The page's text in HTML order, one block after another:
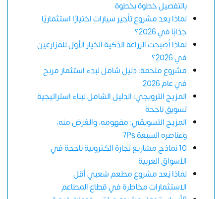
بالتفصيل خطوة بخطوة
لماذا يعد مشروع تأجير سيارات اختيارًا استثماريًا
جذابًا في 2026؟
لماذا أصبحت الزراعة الذكية الخيار الأول للمزارعين
في 2026؟
مشروع ملحمة: دليل شامل لبدء استثمار مربح
في عام 2026
المزيج الترويجي: الدليل الشامل لبناء استراتيجية
تسويق ناجحة
المزيج التسويقي: مفهومه، والغرض منه،
وعناصره السبعة 7Ps
10 نماذج مشاريع تجارة الكترونية ناجحة في
الأسواق العربية
لماذا يُعد مشروع مطعم شعبي أقل
الاستثمارات مخاطرة في قطاع المطاعم